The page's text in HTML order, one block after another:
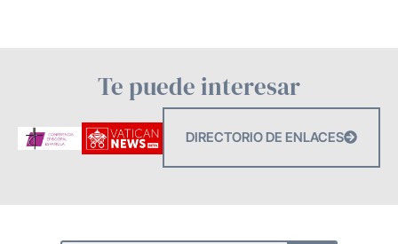
Te puede interesar
DIRECTORIO DE ENLACES